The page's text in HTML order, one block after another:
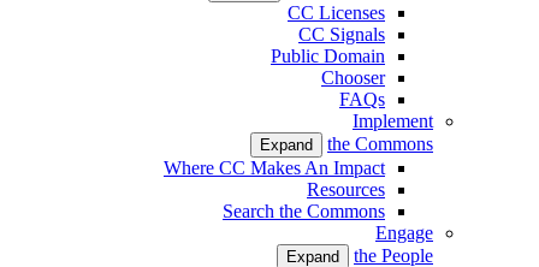
CC Licenses
CC Signals
Public Domain
Chooser
FAQs
Implement
the Commons
Expand
Where CC Makes An Impact
Resources
Search the Commons
Engage
the People
Expand